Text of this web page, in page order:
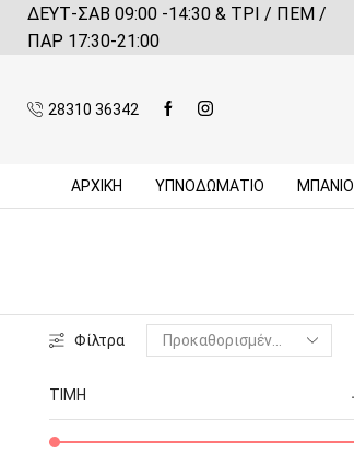
ΔΕΥΤ-ΣΑΒ 09:00 -14:30 & ΤΡΙ / ΠΕΜ /
ΠΑΡ 17:30-21:00
28310 36342
ΑΡΧΙΚΉ ΥΠΝΟΔΩΜΑΤΙΟ ΜΠΆΝΙΟ
Φίλτρα
ΤΙΜΉ